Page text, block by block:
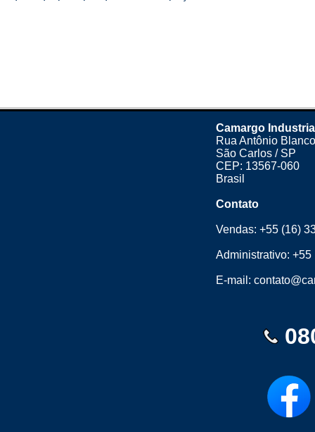
Camargo
Rua Antônio
São Carlos / SP
CEP: 13567-060
Brasil
Contato
Vendas:+55 (16)
Administrativo:+55
E-mail: